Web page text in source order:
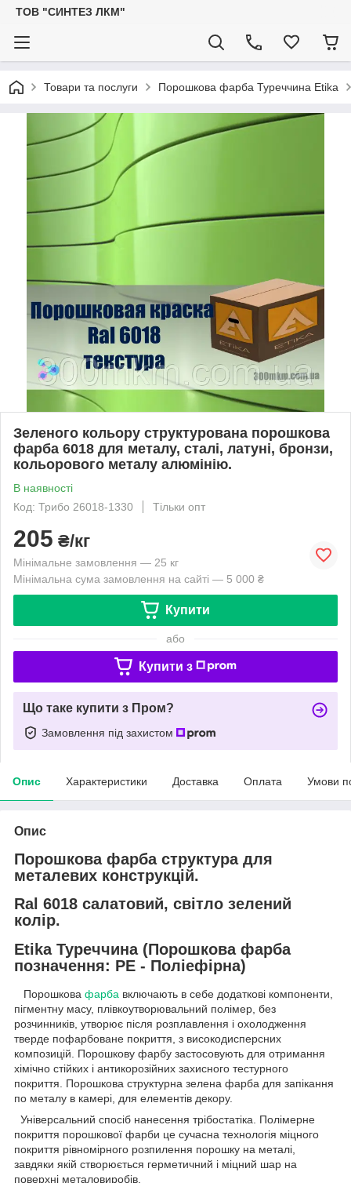
ТОВ "СИНТЕЗ ЛКМ"
Товари та послуги Порошкова фарба Туреччина Etika
Зеленого кольору структурована порошкова
фарба 6018 для металу, сталі, латуні, бронзи,
кольорового металу алюмінію.
В наявності
Код: Трибо 26018-1330
Тільки опт
205 ₴/кг
Мінімальне замовлення — 25 кг
Мінімальна сума замовлення на сайті — 5 000 ₴
Купити
або
Купити з
Що таке купити з Пром?
Замовлення під захистом
Опис Характеристики Доставка Оплата Умови
Опис
Порошкова фарба структура для
металевих конструкцій.
Ral 6018 салатовий, світло зелений
колір.
Etika Туреччина (Порошкова фарба
позначення: PE - Поліефірна)
Порошкова фарба включають в себе додаткові компоненти,
пігментну масу, плівкоутворювальний полімер, без
розчинників, утворює після розплавлення і охолодження
тверде пофарбоване покриття, з високодисперсних
композицій. Порошкову фарбу застосовують для отримання
хімічно стійких і антикорозійних захисного тестурного
покриття. Порошкова структурна зелена фарба для запікання
по металу в камері, для елементів декору.
Універсальний спосіб нанесення трібостатіка. Полімерне
покриття порошкової фарби це сучасна технологія міцного
покриття рівномірного розпилення порошку на металі,
завдяки якій створюється герметичний і міцний шар на
поверхні металовиробів.